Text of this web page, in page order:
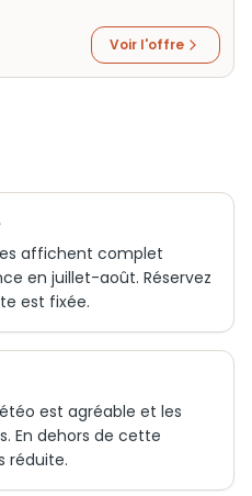
Voir l'offre
affichent complet
en juillet-août. Réservez
est fixée.
est agréable et les
En dehors de cette
réduite.